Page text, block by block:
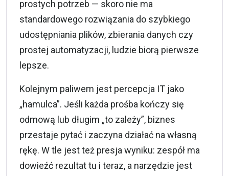
prostych potrzeb — skoro nie ma
standardowego rozwiązania do szybkiego
udostępniania plików, zbierania danych czy
prostej automatyzacji, ludzie biorą pierwsze
lepsze.
Kolejnym paliwem jest percepcja IT jako
„hamulca”. Jeśli każda prośba kończy się
odmową lub długim „to zależy”, biznes
przestaje pytać i zaczyna działać na własną
rękę. W tle jest też presja wyniku: zespół ma
dowieźć rezultat tu i teraz, a narzędzie jest